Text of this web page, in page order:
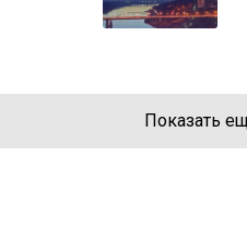
Показать